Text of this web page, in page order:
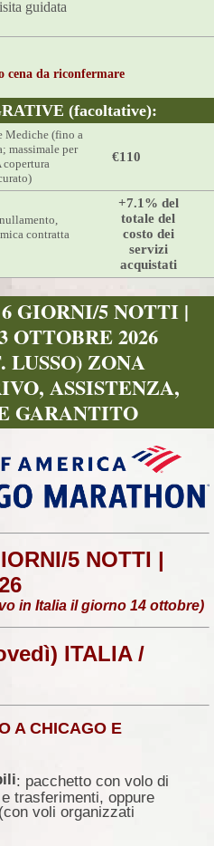
guidata
cena da riconfermare
(facoltative):
Mediche (fino a
massimale per
copertura
€110
contratta
+7.1% del
totale del
costo dei
servizi
acquistati
GIORNI/5 NOTTI |
OTTOBRE 2026
LUSSO) ZONA
ASSISTENZA,
GARANTITO
5 NOTTI |
in Italia il giorno 14 ottobre)
ITALIA /
A CHICAGO E
: pacchetto con volo di
trasferimenti, oppure
voli organizzati